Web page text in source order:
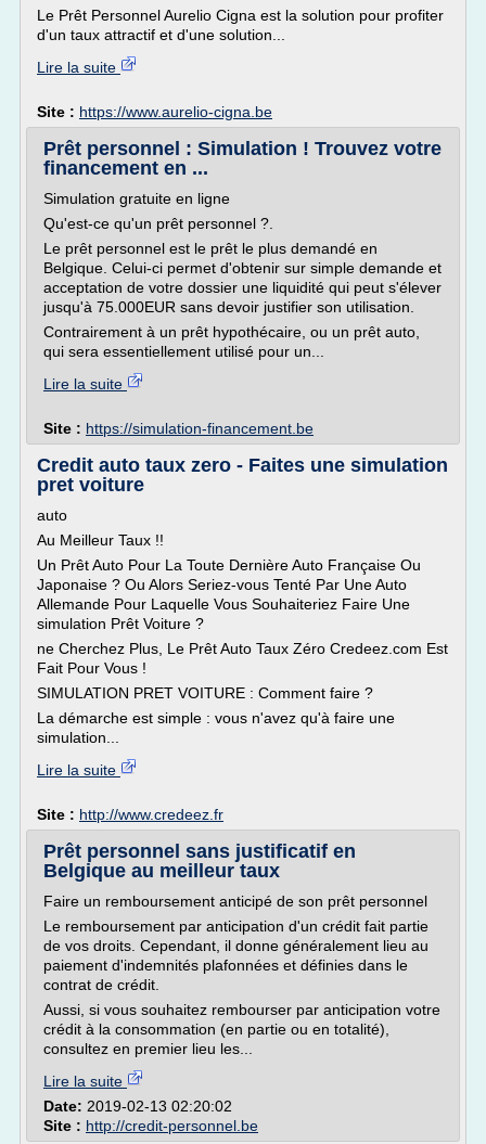
Le Prêt Personnel Aurelio Cigna est la solution pour profiter
d'un taux attractif et d'une solution...
Lire la suite
Site : https://www.aurelio-cigna.be
Prêt personnel : Simulation ! Trouvez votre
financement en ...
Simulation gratuite en ligne
Qu'est-ce qu'un prêt personnel ?.
Le prêt personnel est le prêt le plus demandé en
Belgique. Celui-ci permet d'obtenir sur simple demande et
acceptation de votre dossier une liquidité qui peut s'élever
jusqu'à 75.000EUR sans devoir justifier son utilisation.
Contrairement à un prêt hypothécaire, ou un prêt auto,
qui sera essentiellement utilisé pour un...
Lire la suite
Site : https://simulation-financement.be
Credit auto taux zero - Faites une simulation
pret voiture
auto
Au Meilleur Taux !!
Un Prêt Auto Pour La Toute Dernière Auto Française Ou
Japonaise ? Ou Alors Seriez-vous Tenté Par Une Auto
Allemande Pour Laquelle Vous Souhaiteriez Faire Une
simulation Prêt Voiture ?
ne Cherchez Plus, Le Prêt Auto Taux Zéro Credeez.com Est
Fait Pour Vous !
SIMULATION PRET VOITURE : Comment faire ?
La démarche est simple : vous n'avez qu'à faire une
simulation...
Lire la suite
Site : http://www.credeez.fr
Prêt personnel sans justificatif en
Belgique au meilleur taux
Faire un remboursement anticipé de son prêt personnel
Le remboursement par anticipation d'un crédit fait partie
de vos droits. Cependant, il donne généralement lieu au
paiement d'indemnités plafonnées et définies dans le
contrat de crédit.
Aussi, si vous souhaitez rembourser par anticipation votre
crédit à la consommation (en partie ou en totalité),
consultez en premier lieu les...
Lire la suite
Date: 2019-02-13 02:20:02
Site : http://credit-personnel.be